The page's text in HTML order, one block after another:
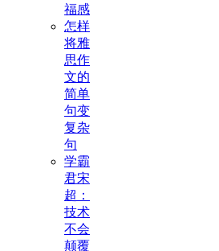
福感
怎样
将雅
思作
文的
简单
句变
复杂
句
学霸
君宋
超：
技术
不会
颠覆